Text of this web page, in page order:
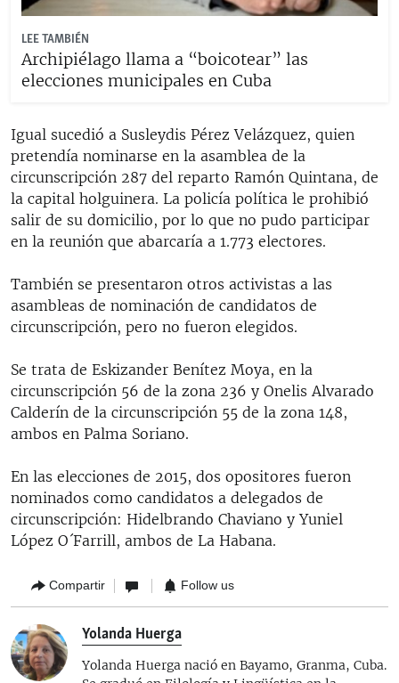
LEE TAMBIÉN
Archipiélago llama a “boicotear” las
elecciones municipales en Cuba
Igual sucedió a Susleydis Pérez Velázquez, quien
pretendía nominarse en la asamblea de la
circunscripción 287 del reparto Ramón Quintana, de
la capital holguinera. La policía política le prohibió
salir de su domicilio, por lo que no pudo participar
en la reunión que abarcaría a 1.773 electores.
También se presentaron otros activistas a las
asambleas de nominación de candidatos de
circunscripción, pero no fueron elegidos.
Se trata de Eskizander Benítez Moya, en la
circunscripción 56 de la zona 236 y Onelis Alvarado
Calderín de la circunscripción 55 de la zona 148,
ambos en Palma Soriano.
En las elecciones de 2015, dos opositores fueron
nominados como candidatos a delegados de
circunscripción: Hidelbrando Chaviano y Yuniel
López O´Farrill, ambos de La Habana.
Compartir Follow us
Yolanda Huerga
Yolanda Huerga nació en Bayamo, Granma, Cuba.